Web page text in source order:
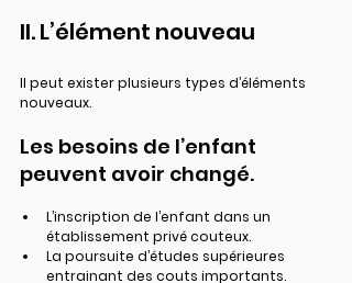
II. L’élément nouveau
Il peut exister plusieurs types d’éléments
nouveaux.
Les besoins de l’enfant
peuvent avoir changé.
L’inscription de l’enfant dans un
établissement privé couteux.
La poursuite d’études supérieures
entrainant des couts importants.